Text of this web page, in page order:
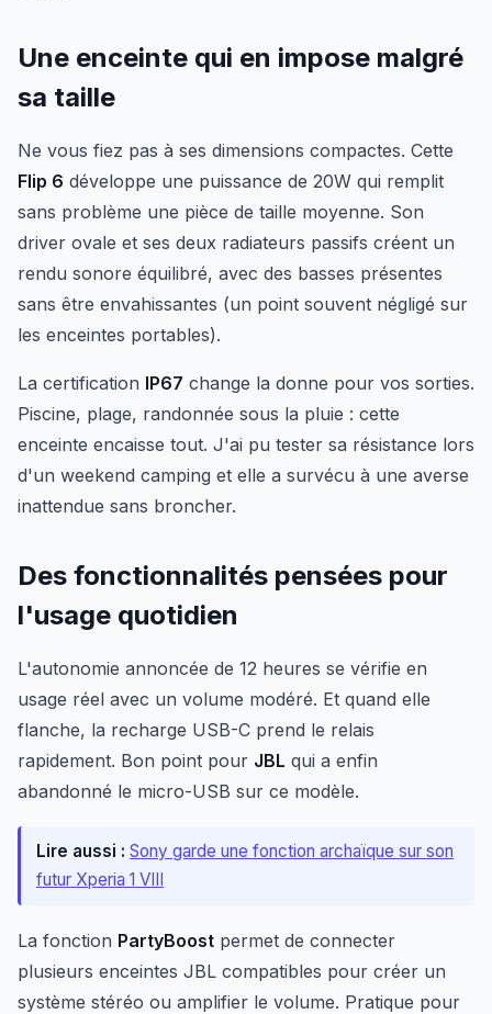
Une enceinte qui en impose malgré
sa taille
Ne vous fiez pas à ses dimensions compactes. Cette
Flip 6 développe une puissance de 20W qui remplit
sans problème une pièce de taille moyenne. Son
driver ovale et ses deux radiateurs passifs créent un
rendu sonore équilibré, avec des basses présentes
sans être envahissantes (un point souvent négligé sur
les enceintes portables).
La certification IP67 change la donne pour vos sorties.
Piscine, plage, randonnée sous la pluie : cette
enceinte encaisse tout. J'ai pu tester sa résistance lors
d'un weekend camping et elle a survécu à une averse
inattendue sans broncher.
Des fonctionnalités pensées pour
l'usage quotidien
L'autonomie annoncée de 12 heures se vérifie en
usage réel avec un volume modéré. Et quand elle
flanche, la recharge USB-C prend le relais
rapidement. Bon point pour JBL qui a enfin
abandonné le micro-USB sur ce modèle.
Lire aussi : Sony garde une fonction archaïque sur son
futur Xperia 1 VIII
La fonction PartyBoost permet de connecter
plusieurs enceintes JBL compatibles pour créer un
système stéréo ou amplifier le volume. Pratique pour